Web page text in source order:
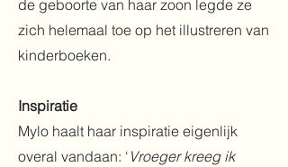
de geboorte van haar zoon legde ze
zich helemaal toe op het illustreren van
kinderboeken.
Inspiratie
Mylo haalt haar inspiratie eigenlijk
overal vandaan: ‘ Vroeger kreeg ik